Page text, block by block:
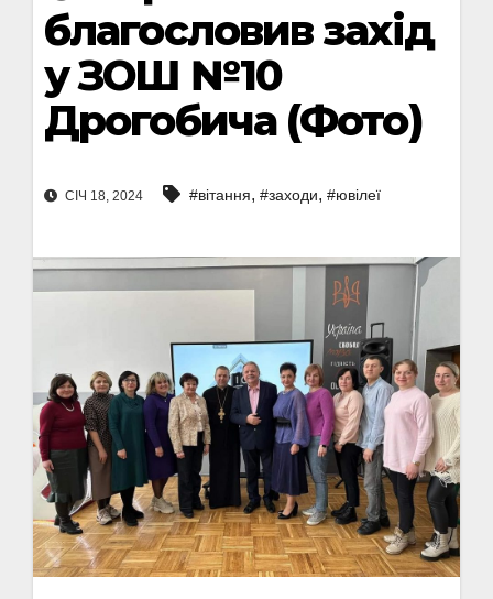
благословив захід
у ЗОШ №10
Дрогобича (Фото)
СІЧ 18, 2024 #вітання, #заходи, #ювілеї